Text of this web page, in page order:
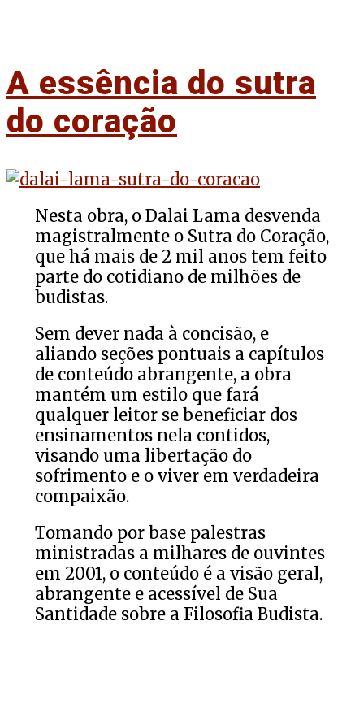
A essência do sutra
do coração
Nesta obra, o Dalai Lama desvenda
magistralmente o Sutra do Coração,
que há mais de 2 mil anos tem feito
parte do cotidiano de milhões de
budistas.
Sem dever nada à concisão, e
aliando seções pontuais a capítulos
de conteúdo abrangente, a obra
mantém um estilo que fará
qualquer leitor se beneficiar dos
ensinamentos nela contidos,
visando uma libertação do
sofrimento e o viver em verdadeira
compaixão.
Tomando por base palestras
ministradas a milhares de ouvintes
em 2001, o conteúdo é a visão geral,
abrangente e acessível de Sua
Santidade sobre a Filosofia Budista.